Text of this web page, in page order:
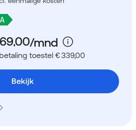
toestel € 339,00
Bekijk